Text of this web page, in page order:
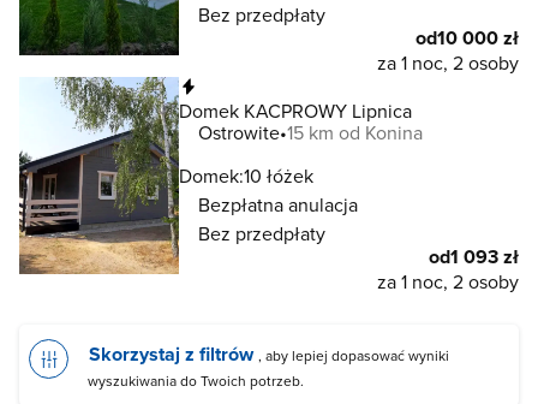
Bez przedpłaty
od10 000 zł
za 1 noc, 2 osoby
Domek KACPROWY Lipnica
Ostrowite 15 km od Konina
Domek:10 łóżek
Bezpłatna anulacja
Bez przedpłaty
od1 093 zł
za 1 noc, 2 osoby
Skorzystaj z filtrów , aby lepiej dopasować wyniki
wyszukiwania do Twoich potrzeb.